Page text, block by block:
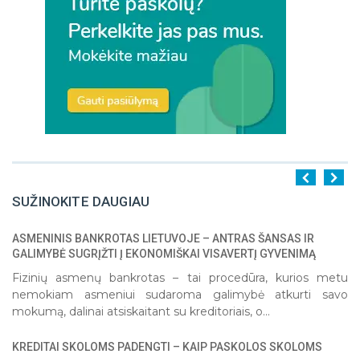
SUŽINOKITE DAUGIAU
1 2 3
ASMENINIS BANKROTAS LIETUVOJE – ANTRAS ŠANSAS IR
GALIMYBĖ SUGRĮŽTI Į EKONOMIŠKAI VISAVERTĮ GYVENIMĄ
Fizinių asmenų bankrotas – tai procedūra, kurios metu
nemokiam asmeniui sudaroma galimybė atkurti savo
mokumą, dalinai atsiskaitant su kreditoriais, o...
KREDITAI SKOLOMS PADENGTI – KAIP PASKOLOS SKOLOMS